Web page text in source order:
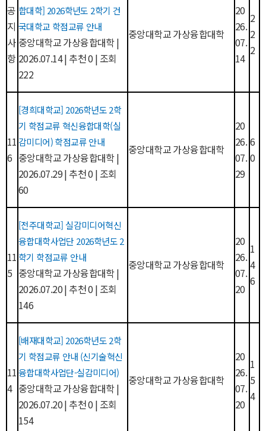
공
지
사
항
합대학] 2026학년도 2학기 건
국대학교 학점교류 안내
중앙대학교 가상융합대학|
2026.07.14| 추천 0 | 조회
222
중앙대학교 가상융합대학
20
26.
07.
14
2
2
2
11
6
[경희대학교] 2026학년도 2학
기 학점교류 혁신융합대학(실
감미디어) 학점교류 안내
중앙대학교 가상융합대학|
2026.07.29| 추천 0 | 조회
60
중앙대학교 가상융합대학
20
26.
07.
29
6
0
11
5
[전주대학교] 실감미디어혁신
융합대학사업단 2026학년도 2
학기 학점교류 안내
중앙대학교 가상융합대학|
2026.07.20| 추천 0 | 조회
146
중앙대학교 가상융합대학
20
26.
07.
20
1
4
6
11
4
[배재대학교] 2026학년도 2학
기 학점교류 안내 (신기술혁신
융합대학사업단-실감미디어)
중앙대학교 가상융합대학|
2026.07.20| 추천 0 | 조회
154
중앙대학교 가상융합대학
20
26.
07.
20
1
5
4